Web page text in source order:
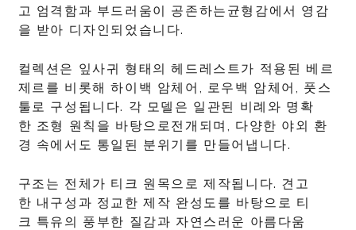
고 엄격함과 부드러움이 공존하는균형감에서 영감
을 받아 디자인되었습니다.
컬렉션은 잎사귀 형태의 헤드레스트가 적용된 베르
제르를 비롯해 하이백 암체어, 로우백 암체어, 풋스
툴로 구성됩니다. 각 모델은 일관된 비례와 명확
한 조형 원칙을 바탕으로전개되며, 다양한 야외 환
경 속에서도 통일된 분위기를 만들어냅니다.
구조는 전체가 티크 원목으로 제작됩니다. 견고
한 내구성과 정교한 제작 완성도를 바탕으로 티
크 특유의 풍부한 질감과 자연스러운 아름다움